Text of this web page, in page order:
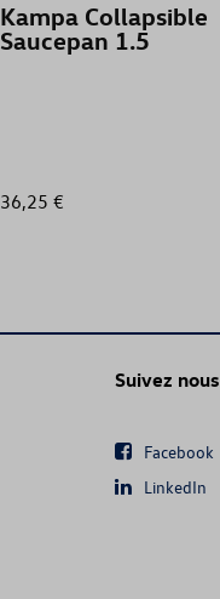
Kampa Collapsible
Saucepan 1.5
36,25 €
Suivez nous
Facebook
LinkedIn